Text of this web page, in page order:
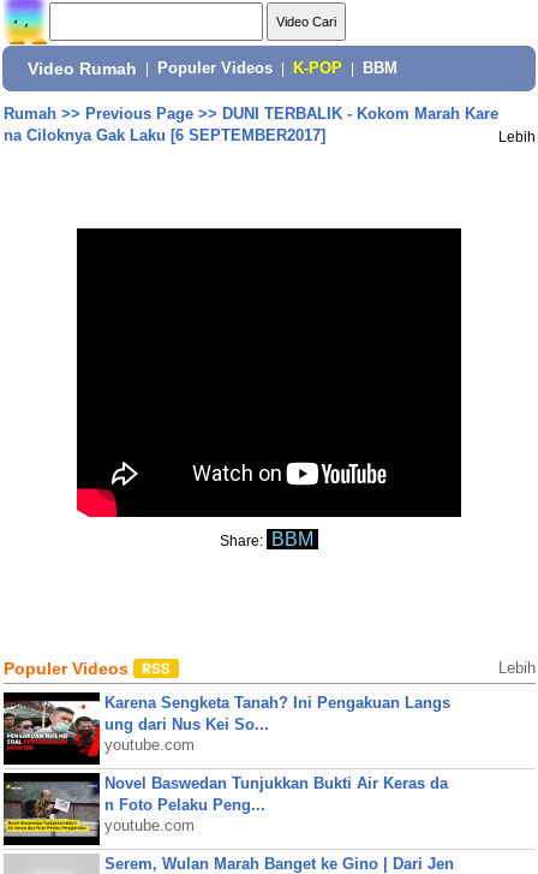
Video Rumah Populer Videos K-POP BBM
Rumah>> Previous Page>> DUNI TERBALIK - Kokom Marah Kare
na Ciloknya Gak Laku [6 SEPTEMBER2017]
Lebih
Share: BBM
Populer Videos Lebih
Karena Sengketa Tanah? Ini Pengakuan Langs
ung dari Nus Kei So...
youtube.com
Novel Baswedan Tunjukkan Bukti Air Keras da
n Foto Pelaku Peng...
youtube.com
Serem, Wulan Marah Banget ke Gino | Dari Jen